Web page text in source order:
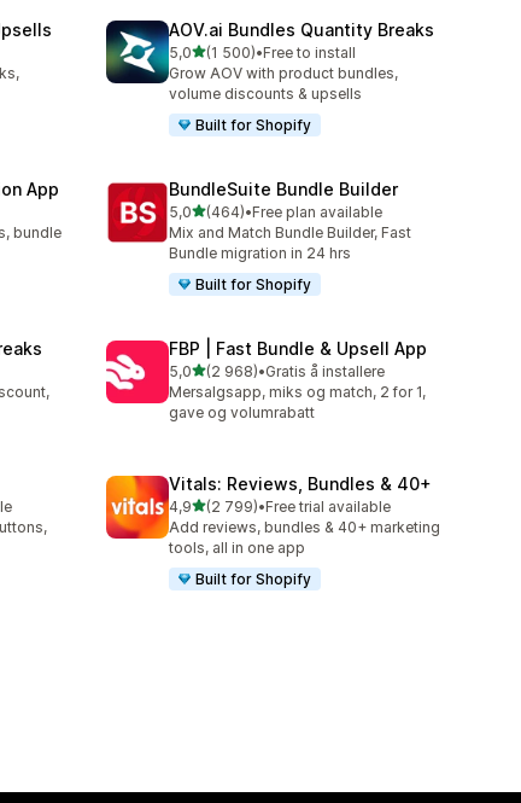
AOV.ai Bundles Quantity Breaks
5,0av 5 stjerner
(1 500)
Totalt 1500 omtaler
•Free to install
Grow AOV with product bundles,
volume discounts & upsells
Built for Shopify
App
bundle
BundleSuite Bundle Builder
5,0av 5 stjerner
(464)
Totalt 464 omtaler
•Free plan available
Mix and Match Bundle Builder, Fast
Bundle migration in 24 hrs
Built for Shopify
FBP | Fast Bundle & Upsell App
5,0av 5 stjerner
(2 968)
Totalt 2968 omtaler
•Gratis å installere
Mersalgsapp, miks og match, 2 for 1,
gave og volumrabatt
Vitals: Reviews, Bundles & 40+
4,9av 5 stjerner
(2 799)
Totalt 2799 omtaler
•Free trial available
Add reviews, bundles & 40+ marketing
tools, all in one app
Built for Shopify